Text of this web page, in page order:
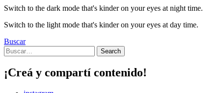
Switch to the dark mode that's kinder on your eyes at night time.
Switch to the light mode that's kinder on your eyes at day time.
Buscar
Search
for:
Search
¡Creá y compartí contenido!